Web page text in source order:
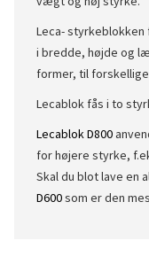
Leca-
i bredde, højde og
former, til
Lecablok fås i to
Lecablok D800
for højere styrke,
Skal du blot lave en
D600som er den